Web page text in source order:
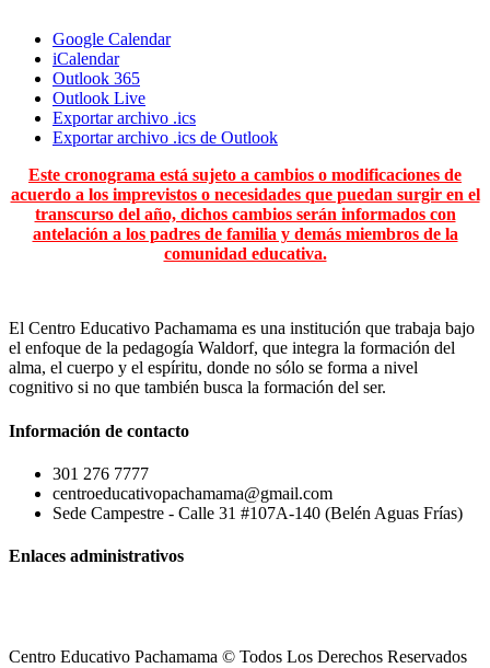
Google Calendar
iCalendar
Outlook 365
Outlook Live
Exportar archivo .ics
Exportar archivo .ics de Outlook
Este cronograma está sujeto a cambios o modificaciones de
acuerdo a los imprevistos o necesidades que puedan surgir en el
transcurso del año, dichos cambios serán informados con
antelación a los padres de familia y demás miembros de la
comunidad educativa.
El Centro Educativo Pachamama es una institución que trabaja bajo
el enfoque de la pedagogía Waldorf, que integra la formación del
alma, el cuerpo y el espíritu, donde no sólo se forma a nivel
cognitivo si no que también busca la formación del ser.
Información de contacto
301 276 7777
centroeducativopachamama@gmail.com
Sede Campestre - Calle 31 #107A-140 (Belén Aguas Frías)
Enlaces administrativos
Centro Educativo Pachamama © Todos Los Derechos Reservados